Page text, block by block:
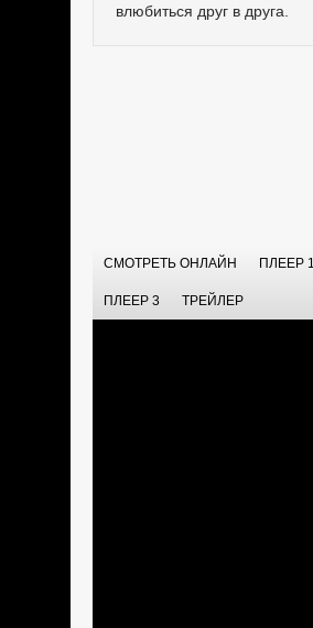
влюбиться друг в друга.
СМОТРЕТЬ ОНЛАЙН ПЛЕЕР 1
ПЛЕЕР 3 ТРЕЙЛЕР